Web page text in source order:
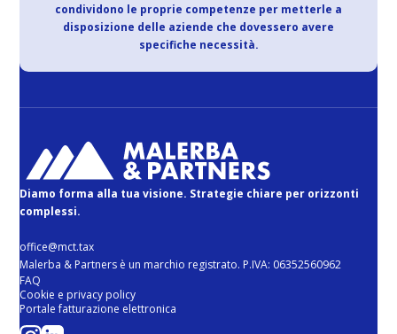
condividono le proprie competenze per metterle a
disposizione delle aziende che dovessero avere
specifiche necessità.
Diamo forma alla tua visione. Strategie chiare per orizzonti
complessi.
office@mct.tax
Malerba & Partners è un marchio registrato. P.IVA: 06352560962
FAQ
Cookie e privacy policy
Portale fatturazione elettronica